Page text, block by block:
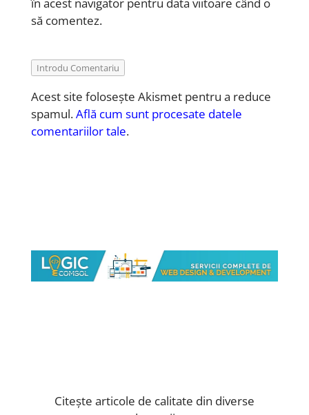
în acest navigator pentru data viitoare când o
să comentez.
Introdu Comentariu
Acest site folosește Akismet pentru a reduce
spamul.Află cum sunt procesate datele
comentariilor tale.
Citește articole de calitate din diverse